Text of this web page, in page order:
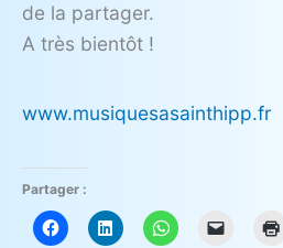
de la partager.
A très bientôt !
www.musiquesasainthipp.fr
Partager :